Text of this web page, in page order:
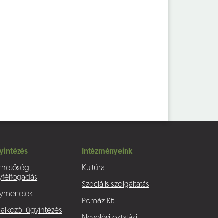
ügyintézés
Intézményeink
Kultúra
Szociális szolgáltatás
Pomáz Kft.